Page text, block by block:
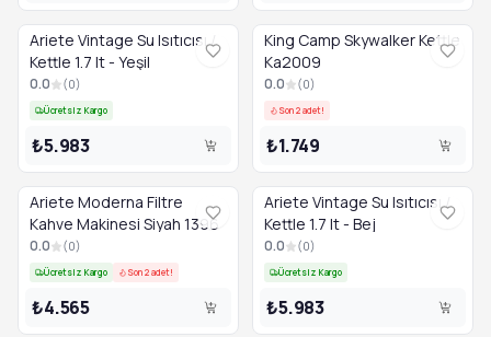
Ariete Vintage Su Isıtıcısı /
Kettle 1.7 lt - Yeşil
0.0 (0)
Ücretsiz Kargo
₺5.983
King Camp Skywalker Kettle
Ka2009
0.0 (0)
Son 2 adet!
₺1.749
Ariete Moderna Filtre
Kahve Makinesi Siyah 1396
0.0 (0)
Ücretsiz Kargo Son 2 adet!
₺4.565
Ariete Vintage Su Isıtıcısı /
Kettle 1.7 lt - Bej
0.0 (0)
Ücretsiz Kargo
₺5.983